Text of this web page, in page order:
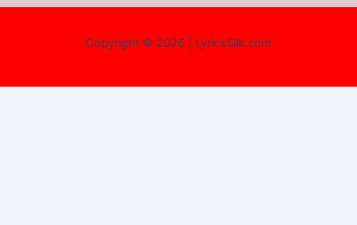
Copyright © 2026 | LyricsSilk.com